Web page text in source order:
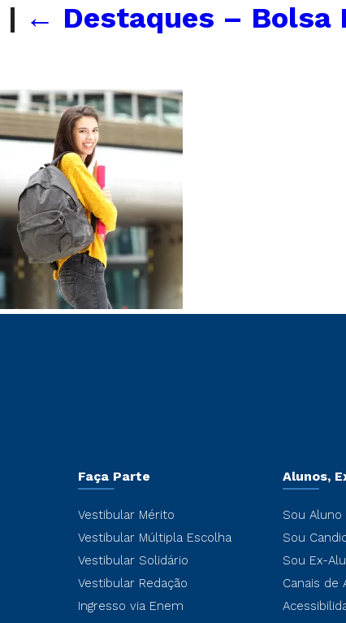
| ← Destaques – Bolsa
Faça Parte
Vestibular Mérito
Vestibular Múltipla Escolha
Vestibular Solidário
Vestibular Redação
Ingresso via Enem
Alunos,
Sou Aluno
Sou
Sou Ex-
Canais de